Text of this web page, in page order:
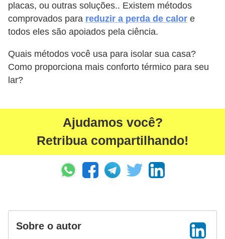
placas, ou outras soluções.. Existem métodos
comprovados para reduzir a perda de calor e
todos eles são apoiados pela ciência.
Quais métodos você usa para isolar sua casa?
Como proporciona mais conforto térmico para seu
lar?
Ajudamos você?
Retribua compartilhando!
Sobre o autor